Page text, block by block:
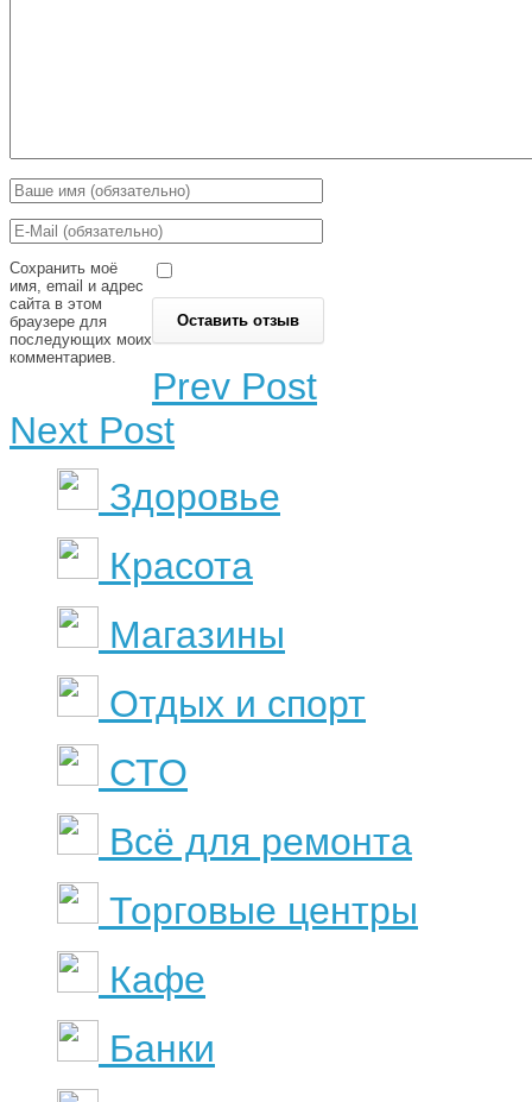
Сохранить моё
имя, email и адрес
сайта в этом
браузере для
последующих моих
комментариев.
Prev Post
Next Post
Здоровье
Красота
Магазины
Отдых и спорт
СТО
Всё для ремонта
Торговые центры
Кафе
Банки